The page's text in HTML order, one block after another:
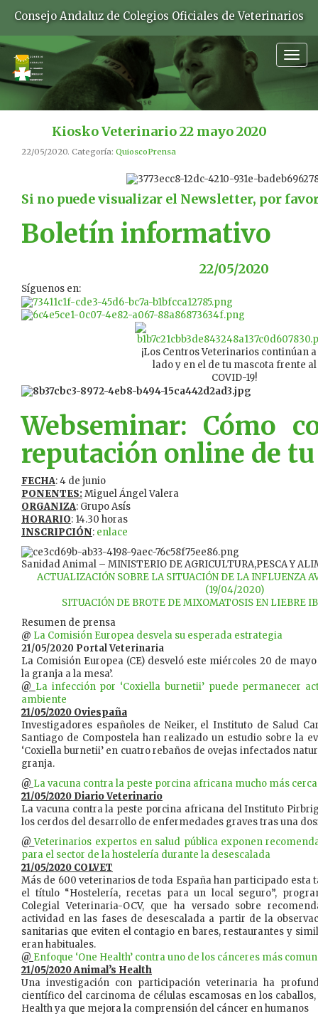
Consejo Andaluz de Colegios Oficiales de Veterinarios
Kiosko Veterinario 22 mayo 2020
22/05/2020. Categoría: QuioscoPrensa
Si no puede visualizar el Newsletter, por
Boletín informativo
22/05/2020
Síguenos en:
¡Los Centros Veterinarios continúan
lado y en el de tu mascota frente al
COVID-19!
Webseminar: Cómo
reputación online de
FECHA: 4 de junio
PONENTES:Miguel Ángel Valera
ORGANIZA: Grupo Asís
HORARIO: 14.30 horas
INSCRIPCIÓN: enlace
Sanidad Animal – MINISTERIO DE AGRICULTURA,PESCA Y
ACTUALIZACIÓN SOBRE LA SITUACIÓN DE LA INFLUENZA
(19/04/2020)
SITUACIÓN DE BROTE DE MIXOMATOSIS EN LIEBRE
Resumen de prensa
@ La Comisión Europea desvela su esperada estrategia
21/05/2020 Portal Veterinaria
La Comisión Europea (CE) desveló este miércoles 20 de
la granja a la mesa’.
@ La infección por ‘Coxiella burnetii’ puede permanecer
ambiente
21/05/2020 Oviespaña
Investigadores españoles de Neiker, el Instituto de Salud
Santiago de Compostela han realizado un estudio sobre la
‘Coxiella burnetii’ en cuatro rebaños de ovejas infectados
granja.
@ La vacuna contra la peste porcina africana mucho más cerca
21/05/2020 Diario Veterinario
​La vacuna contra la peste porcina africana del Instituto
los cerdos del desarrollo de enfermedades graves tras una
@Veterinarios expertos en salud pública exponen
para el sector de la hostelería durante la desescalada
21/05/2020 COLVET
Más de 600 veterinarios de toda España han participado esta
el título “Hostelería, recetas para un local seguro”,
Colegial Veterinaria-OCV, que ha versado sobre
actividad en las fases de desescalada a partir de la
sanitarias que eviten el contagio en bares, restaurantes y
eran habituales.
@ Enfoque ‘One Health’ contra uno de los cánceres más
21/05/2020 Animal’s Health
Una investigación con participación veterinaria ha
científico del carcinoma de células escamosas en los
Health ya que mejora la comprensión del cáncer en humanos